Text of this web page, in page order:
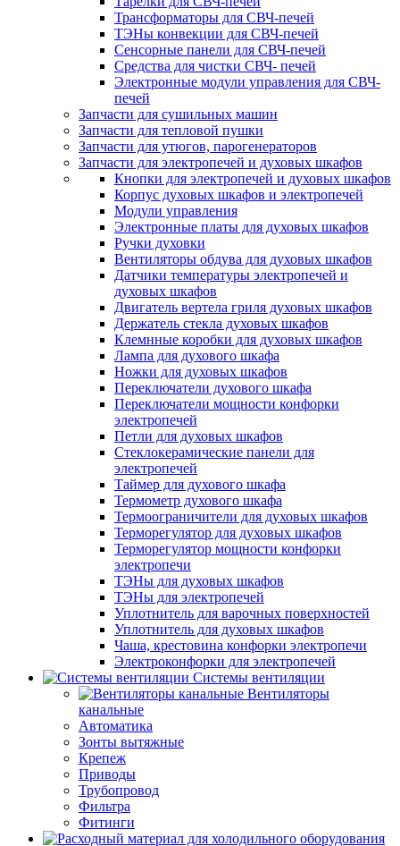
Трансформаторы для СВЧ-печей
ТЭНы конвекции для СВЧ-печей
Сенсорные панели для СВЧ-печей
Средства для чистки СВЧ- печей
Электронные модули управления для СВЧ-
печей
Запчасти для сушильных машин
Запчасти для тепловой пушки
Запчасти для утюгов, парогенераторов
Запчасти для электропечей и духовых шкафов
Кнопки для электропечей и духовых шкафов
Корпус духовых шкафов и электропечей
Модули управления
Электронные платы для духовых шкафов
Ручки духовки
Вентиляторы обдува для духовых шкафов
Датчики температуры электропечей и
духовых шкафов
Двигатель вертела гриля духовых шкафов
Держатель стекла духовых шкафов
Клемнные коробки для духовых шкафов
Лампа для духового шкафа
Ножки для духовых шкафов
Переключатели духового шкафа
Переключатели мощности конфорки
электропечей
Петли для духовых шкафов
Стеклокерамические панели для
электропечей
Таймер для духового шкафа
Термометр духового шкафа
Термоограничители для духовых шкафов
Терморегулятор для духовых шкафов
Терморегулятор мощности конфорки
электропечи
ТЭНы для духовых шкафов
ТЭНы для электропечей
Уплотнитель для варочных поверхностей
Уплотнитель для духовых шкафов
Чаша, крестовина конфорки электропечи
Электроконфорки для электропечей
Системы вентиляции
Вентиляторы
канальные
Автоматика
Зонты вытяжные
Крепеж
Приводы
Трубопровод
Фильтра
Фитинги